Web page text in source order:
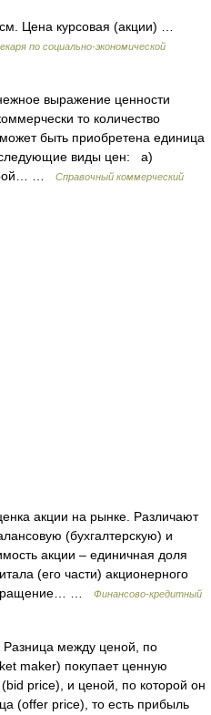
Цена курсовая (акции) …
по социально-экономической
выражение ценности
то количество
быть приобретена единица
виды цен: а)
…
Справочный коммерческий
акции на рынке. Различают
(бухгалтерскую) и
акции – единичная доля
(его части) акционерного
…
Финансово-кредитный
между ценой, по
maker) покупает ценную
price), и ценой, по которой он
(offer price), то есть прибыль